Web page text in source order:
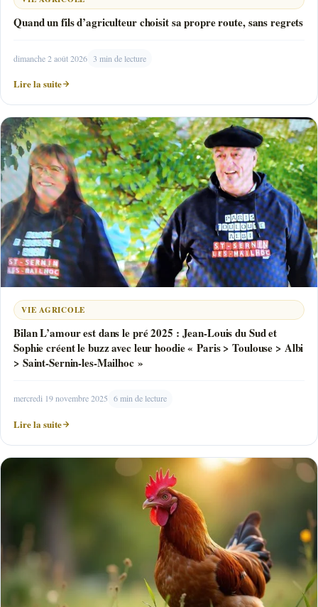
Quand un fils d’agriculteur choisit sa propre route, sans regrets
dimanche 2 août 2026 3 min de lecture
Lire la suite
VIE AGRICOLE
Bilan L’amour est dans le pré 2025 : Jean-Louis du Sud et
Sophie créent le buzz avec leur hoodie « Paris > Toulouse > Albi
> Saint-Sernin-les-Mailhoc »
mercredi 19 novembre 2025 6 min de lecture
Lire la suite